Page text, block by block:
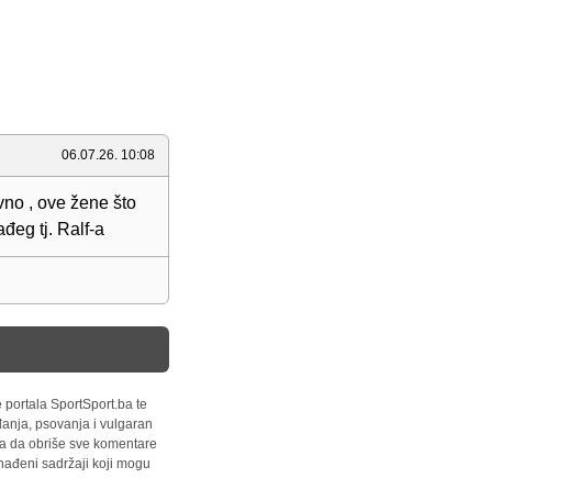
06.07.26. 10:08
, ove žene što
tj. Ralf-a
SportSport.ba te
psovanja i vulgaran
da obriše sve komentare
sadržaji koji mogu